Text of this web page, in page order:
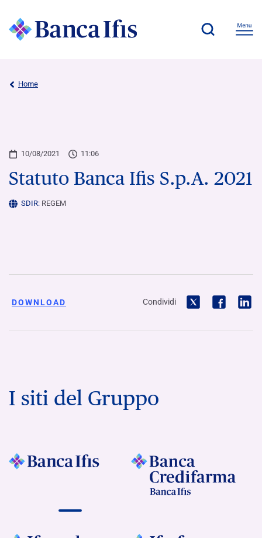
Home
10/08/2021 11:06
Statuto Banca Ifis S.p.A. 2021
SDIR: REGEM
DOWNLOAD Condividi
I siti del Gruppo